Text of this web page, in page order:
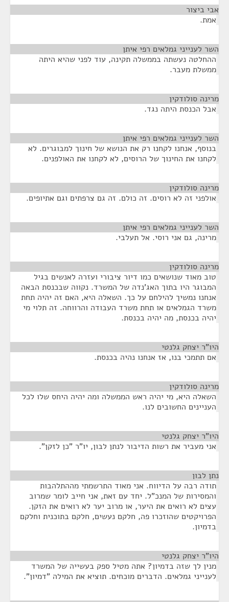
אבי ביצור
אמת.
השר לענייני גמלאים רפי איתן
ההחלטה נעשתה בממשלה תקינה, עוד לפני שהיא היתה
ממשלת מעבר.
מרינה סולודקין
אבל הכנסת היתה נגד.
השר לענייני גמלאים רפי איתן
בנוסף, אנחנו לקחנו רק את הנושא של חינוך למבוגרים. לא
לקחנו את החינוך של הרוסים, לא לקחנו את האולפנים.
מרינה סולודקין
אולפני זה לא רוסים. זה כולם. זה גם צרפתים וגם אתיופים.
השר לענייני גמלאים רפי איתן
מרינה, גם אני רוסי. אל תעלבי.
מרינה סולודקין
טוב מאוד שנושאים כמו דיור ציבורי ועזרה לאנשים בגיל
המבוגר היו בתוך האג'נדה של המשרד. נקווה שבכנסת הבאה
אנחנו נמשיך להילחם על כך. השאלה היא, האם זה יהיה תחת
משרד הגמלאים או תחת משרד העבודה והרווחה. זה תלוי מי
יהיה בכנסת, מה יהיה בכנסת.
היו"ר יצחק גלנטי
אם תתמכי בנו, אז אנחנו נהיה בכנסת.
מרינה סולודקין
השאלה היא, מי יהיה ראש הממשלה ומה יהיה היחס שלו לכל
העניינים החשובים לנו.
היו"ר יצחק גלנטי
אני מעביר את רשות הדיבור לנתן לבון, יו"ר "כן לזקן".
נתן לבון
תודה רבה על הדיווח. אני מאוד התרשמתי מההתלהבות
והמסירות של המנכ"ל. יחד עם זאת, אני חייב לומר שמרוב
עצים לא רואים את היער, או מרוב יער לא רואים את הזקן.
הפרויקטים שהוזכרו פה, חלקם נעשים, חלקם בתוכנית וחלקם
בדמיון.
היו"ר יצחק גלנטי
מנין לך שזה בדמיון? אתה מטיל ספק בעשייה של המשרד
לענייני גמלאים. הדברים מוכחים. תוציא את המילה "דמיון".